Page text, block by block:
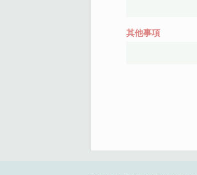
其他事項